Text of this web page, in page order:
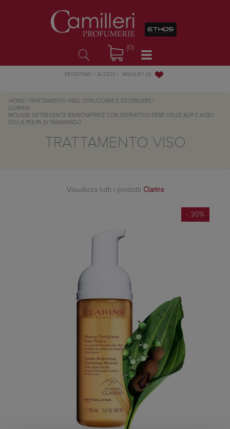
(0)
REGISTRATI ACCEDI WISHLIST (0)
HOME / TRATTAMENTO VISO / STRUCCARE E DETERGERE /
CLARINS
MOUSSE DETERGENTE RINNOVATRICE CON ESTRATTI DI ERBE DELLE ALPI E ACIDI
DELLA POLPA DI TAMARINDO
TRATTAMENTO VISO
Visualizza tutti i prodotti Clarins
- 30%